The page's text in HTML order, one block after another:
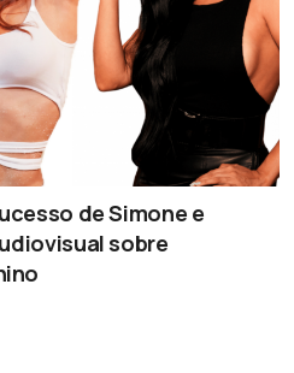
de Simone e
sobre